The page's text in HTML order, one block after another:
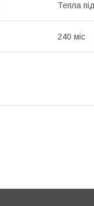
Тепла
240 міс